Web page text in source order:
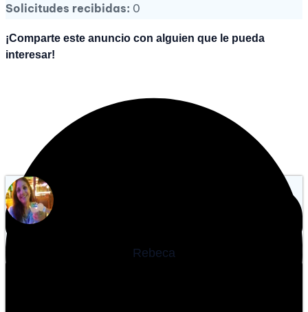
Solicitudes recibidas: 0
¡Comparte este anuncio con alguien que le pueda
interesar!
Rebeca